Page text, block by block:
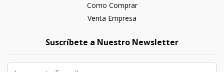
Como Comprar
Venta Empresa
Suscríbete a Nuestro Newsletter